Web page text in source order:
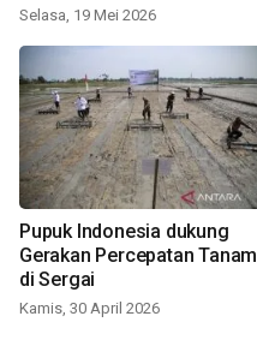
Selasa, 19 Mei 2026
Pupuk Indonesia dukung
Gerakan Percepatan Tanam
di Sergai
Kamis, 30 April 2026